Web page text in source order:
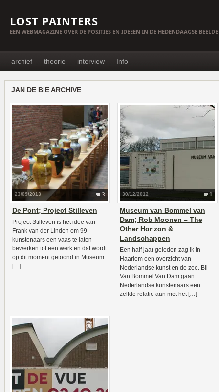
LOST PAINTERS
EEN WEBMAGAZINE OVER DE POSITIES EN IDEEËN IN DE HEDENDAAGSE
archief theorie interview Info
JAN DE BIE ARCHIVE
3
23/09/2013
De Pont; Project Stilleven
Project Stilleven is het idee van
Frank van der Linden om 99
kunstenaars een vaas te laten
bewerken tot een werk en dat wordt
op dit moment getoond in Museum
[…]
1
30/12/2012
Museum van Bommel van
Dam; Rob Moonen – The
Other Horizon &
Landschappen
Een half jaar geleden zag ik in
Haarlem een overzicht van
Nederlandse kunst en de zee. Bij
Van Bommel Van Dam gaan
Nederlandse kunstenaars een
zelfde relatie aan met het […]